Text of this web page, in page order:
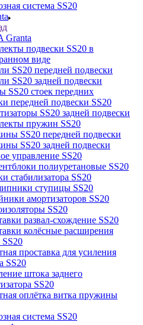
система SS20
Granta
подвески SS20 в
виде
SS20 передней подвески
SS20 задней подвески
SS20 стоек передних
передней подвески SS20
SS20 задней подвески
пружин SS20
SS20 передней подвески
SS20 задней подвески
управление SS20
полиуретановые SS20
стабилизатора SS20
ступицы SS20
амортизаторов SS20
SS20
развал-схождение SS20
колёсные расширения
SS20
проставка для усиления
SS20
штока заднего
SS20
оплётка витка пружины
система SS20